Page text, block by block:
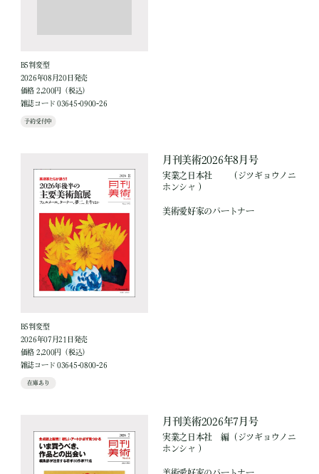
B5判変型
2026年08月20日発売
価格 2,200円（税込）
雑誌コード 03645-0900-26
予約受付中
B5判変型
2026年07月21日発売
価格 2,200円（税込）
雑誌コード 03645-0800-26
在庫あり
月刊美術2026年8月号
実業之日本社
（ジツギョウノニ
ホンシャ ）
美術愛好家のパートナー
月刊美術2026年7月号
実業之日本社 編（ジツギョウノニ
ホンシャ ）